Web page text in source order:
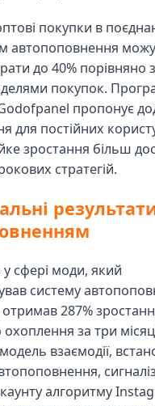
покупки в
автопоповнення
до 40% порівняно з
покупок.
пропонує
для постійних
зростання більш
стратегій.
сфері моди, який
систему
287%
охоплення за три
взаємодії,
алгоритму